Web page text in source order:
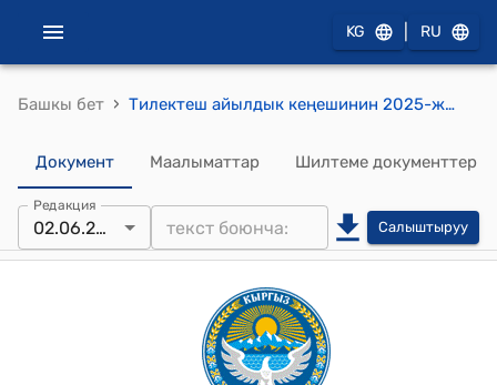
KG RU
Башкы бет › Тилектеш айылдык кеңешинин 2025-жылдын 28-майындагы №19/5 Айыл аймагындагы мектептердин олимпиадалык корсоткучтору жана бала бакчалар да окуу тарбтя иштеринин абалы жөнүндө токтому
Документ Маалыматтар Шилтеме документтер
Редакция
02.06.2026 Салыштыруу